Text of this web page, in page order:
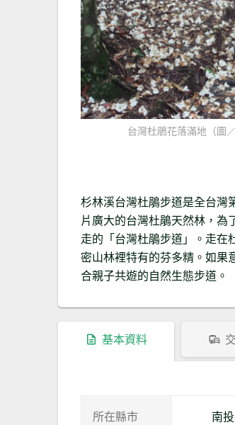
台灣杜鵑花落滿地（圖
杉林溪台灣杜鵑步道是全台灣
片廣大的台灣杜鵑天然林，
走的「台灣杜鵑步道」。走在
密山林裡特有的芬多精。如果
合親子共遊的自然生態步道。
基本資料
所在縣市 南